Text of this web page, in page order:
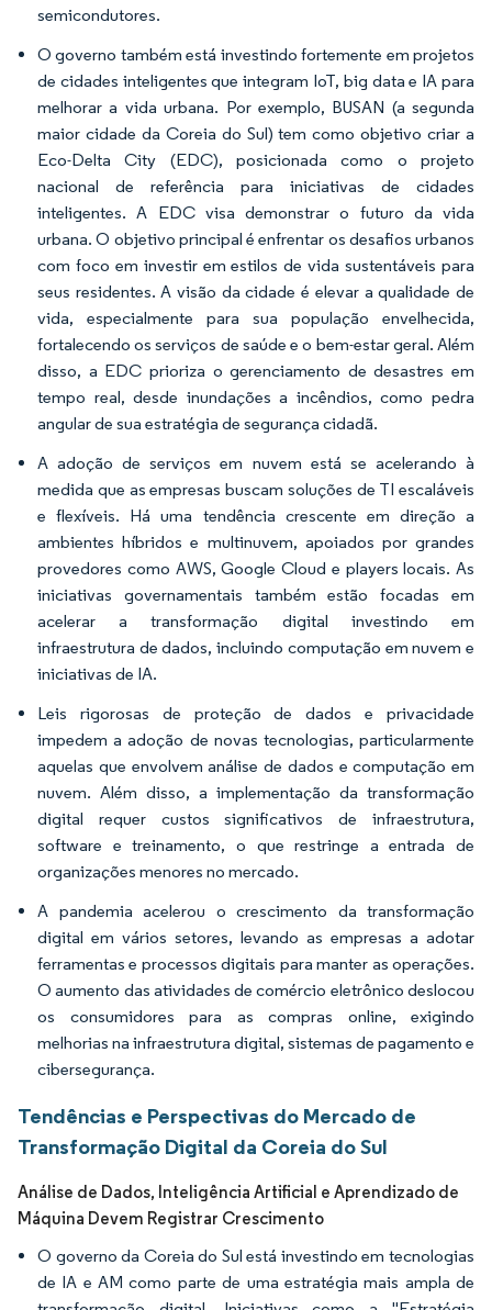
semicondutores.
O governo também está investindo fortemente em projetos
de cidades inteligentes que integram IoT, big data e IA para
melhorar a vida urbana. Por exemplo, BUSAN (a segunda
maior cidade da Coreia do Sul) tem como objetivo criar a
Eco-Delta City (EDC), posicionada como o projeto
nacional de referência para iniciativas de cidades
inteligentes. A EDC visa demonstrar o futuro da vida
urbana. O objetivo principal é enfrentar os desafios urbanos
com foco em investir em estilos de vida sustentáveis para
seus residentes. A visão da cidade é elevar a qualidade de
vida, especialmente para sua população envelhecida,
fortalecendo os serviços de saúde e o bem-estar geral. Além
disso, a EDC prioriza o gerenciamento de desastres em
tempo real, desde inundações a incêndios, como pedra
angular de sua estratégia de segurança cidadã.
A adoção de serviços em nuvem está se acelerando à
medida que as empresas buscam soluções de TI escaláveis
e flexíveis. Há uma tendência crescente em direção a
ambientes híbridos e multinuvem, apoiados por grandes
provedores como AWS, Google Cloud e players locais. As
iniciativas governamentais também estão focadas em
acelerar a transformação digital investindo em
infraestrutura de dados, incluindo computação em nuvem e
iniciativas de IA.
Leis rigorosas de proteção de dados e privacidade
impedem a adoção de novas tecnologias, particularmente
aquelas que envolvem análise de dados e computação em
nuvem. Além disso, a implementação da transformação
digital requer custos significativos de infraestrutura,
software e treinamento, o que restringe a entrada de
organizações menores no mercado.
A pandemia acelerou o crescimento da transformação
digital em vários setores, levando as empresas a adotar
ferramentas e processos digitais para manter as operações.
O aumento das atividades de comércio eletrônico deslocou
os consumidores para as compras online, exigindo
melhorias na infraestrutura digital, sistemas de pagamento e
cibersegurança.
Tendências e Perspectivas do Mercado de
Transformação Digital da Coreia do Sul
Análise de Dados, Inteligência Artificial e Aprendizado de
Máquina Devem Registrar Crescimento
O governo da Coreia do Sul está investindo em tecnologias
de IA e AM como parte de uma estratégia mais ampla de